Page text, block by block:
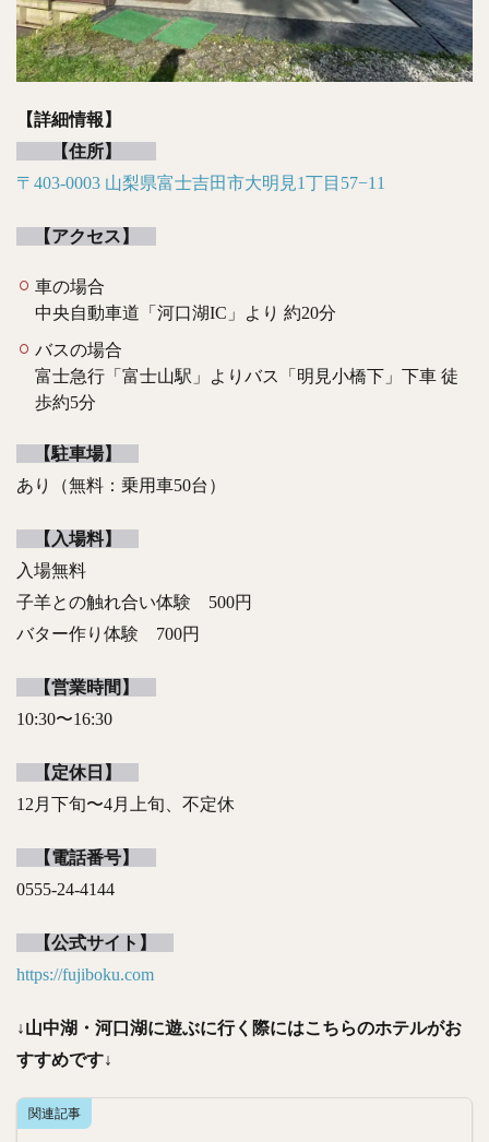
【詳細情報】
【住所】
〒403-0003 山梨県富士吉田市大明見1丁目57−11
【アクセス】
車の場合
中央自動車道「河口湖IC」より 約20分
バスの場合
富士急行「富士山駅」よりバス「明見小橋下」下車 徒
歩約5分
【駐車場】
あり（無料：乗用車50台）
【入場料】
入場無料
子羊との触れ合い体験 500円
バター作り体験 700円
【営業時間】
10:30〜16:30
【定休日】
12月下旬〜4月上旬、不定休
【電話番号】
0555-24-4144
【公式サイト】
https://fujiboku.com
↓山中湖・河口湖に遊ぶに行く際にはこちらのホテルがお
すすめです↓
関連記事